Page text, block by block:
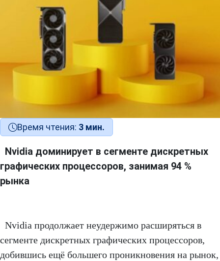
Время чтения: 3 мин.
Nvidia доминирует в сегменте дискретных
графических процессоров, занимая 94 %
рынка
Nvidia продолжает неудержимо расширяться в
сегменте дискретных графических процессоров,
добившись ещё большего проникновения на рынок,